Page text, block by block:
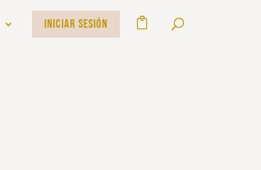
INICIAR SESIÓN